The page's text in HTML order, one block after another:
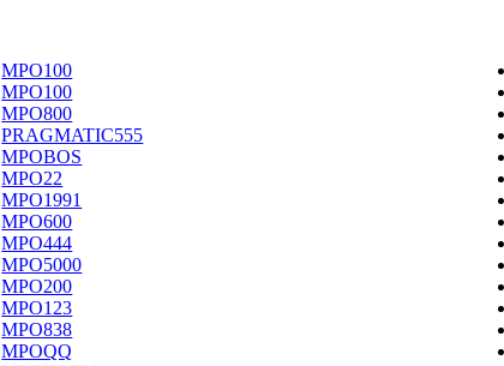
MPO100
MPO100
MPO800
PRAGMATIC555
MPOBOS
MPO22
MPO1991
MPO600
MPO444
MPO5000
MPO200
MPO123
MPO838
MPOQQ